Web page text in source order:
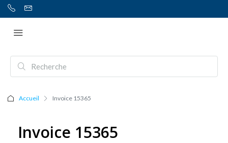
Accueil Invoice 15365
Invoice 15365